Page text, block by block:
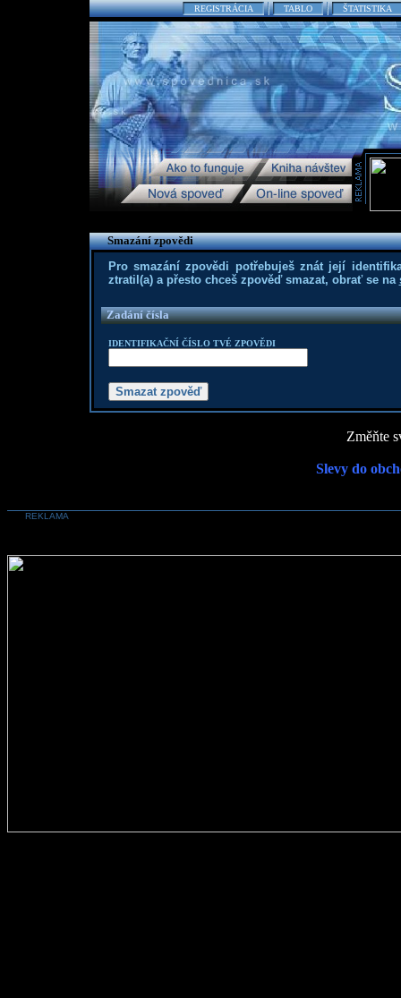
REGISTRÁCIA TABLO ŠTATISTIKA
Smazání zpovědi
Pro smazání zpovědi potřebuješ znát její
ztratil(a) a přesto chceš zpověď smazat, obrať se na
Zadání čísla
IDENTIFIKAČNÍ ČÍSLO TVÉ ZPOVĚDI
Změňte
Slevy do
REKLAMA